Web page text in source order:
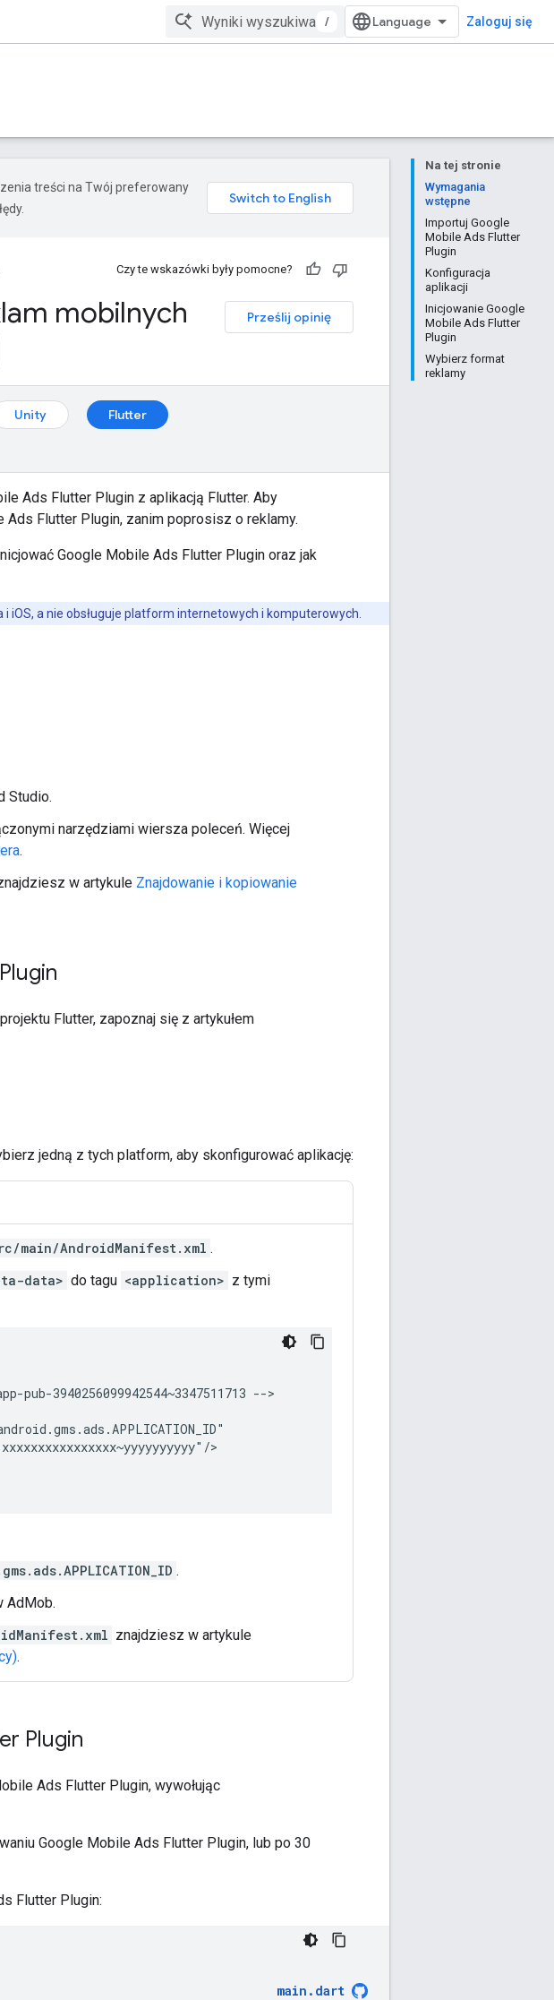
/ Zaloguj się
Na tej stronie
Wymagania
wstępne
Importuj Google
Mobile Ads Flutter
Plugin
Konfiguracja
aplikacji
Inicjowanie Google
Mobile Ads Flutter
Plugin
Wybierz format
reklamy
treści na Twój preferowany
Czy te wskazówki były pomocne?
Prześlij opinię
mobilnych
Unity
Flutter
Ads Flutter Plugin z aplikacją Flutter. Aby
Ads Flutter Plugin, zanim poprosisz o reklamy.
Google Mobile Ads Flutter Plugin oraz jak
i iOS, a nie obsługuje platform internetowych i komputerowych.
Studio.
narzędziami wiersza poleceń. Więcej
.
w artykule Znajdowanie i kopiowanie
Flutter, zapoznaj się z artykułem
jedną z tych platform, aby skonfigurować aplikację:
main/AndroidManifest.xml .
data> do tagu <application> z tymi
pub-3940256099942544~3347511713
.
AdMob.
znajdziesz w artykule
.
Plugin
Ads Flutter Plugin, wywołując
Google Mobile Ads Flutter Plugin, lub po 30
Flutter Plugin:
main . dart